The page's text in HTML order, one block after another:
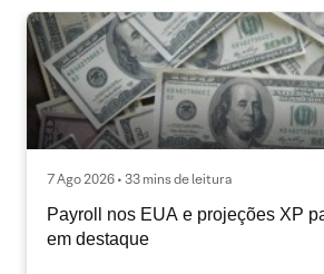
7 Ago 2026 • 33 mins de leitura
Payroll nos EUA e projeções XP
em destaque